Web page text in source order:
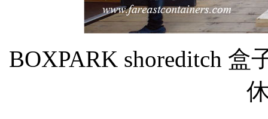
BOXPARK shoreditch